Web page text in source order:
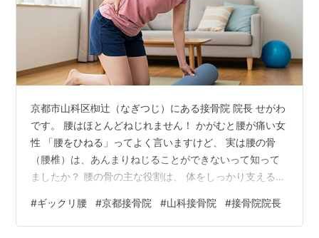
京都市山科区椥辻（なぎつじ）にある接骨院 院長 せがわ
です。 腰はほとんどねじれません！ かがむと腰が痛い女
性 「腰をひねる」ってよく言いますけど、 実は腰の骨
（腰椎）は、あんまりねじることができないって知って
ましたか？ 腰の骨の主な役割は、 体をしっかり支えるこ
も、 腰の骨は前にかがむ、後ろに反らす動きは得意で
す。 物を拾ったり、起き上がったりする時に、この動き
#ギックリ腰 #京都接骨院 #山科接骨院 #接骨院院長